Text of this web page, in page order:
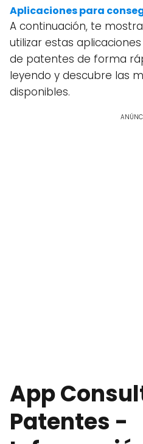
Aplicaciones para
A continuación, te
utilizar estas
de patentes de forma
leyendo y descubre las
disponibles.
App
Patentes -